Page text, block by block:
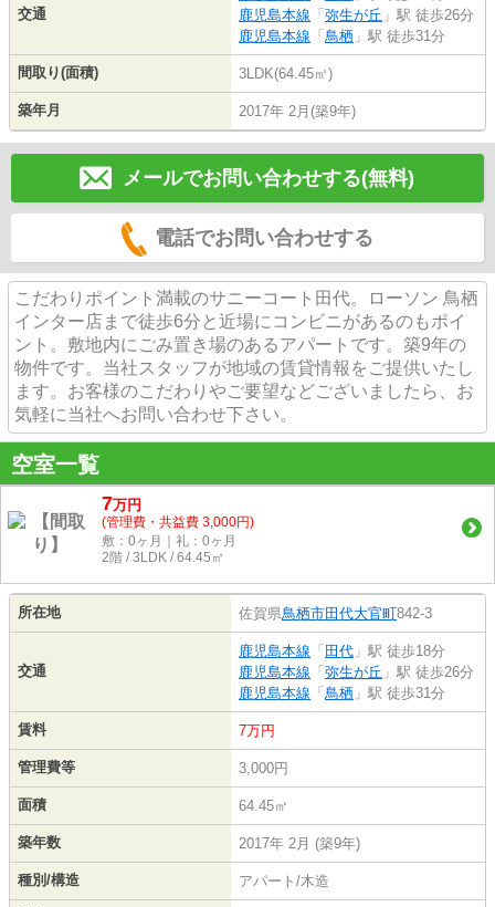
交通
鹿児島本線 「 弥生が丘 」駅 徒歩26分
鹿児島本線 「 鳥栖 」駅 徒歩31分
間取り(面積) 3LDK(64.45㎡)
築年月 2017年 2月(築9年)
メールでお問い合わせする(無料)
電話でお問い合わせする
こだわりポイント満載のサニーコート田代。ローソン 鳥栖
インター店まで徒歩6分と近場にコンビニがあるのもポイ
ント。敷地内にごみ置き場のあるアパートです。築9年の
物件です。当社スタッフが地域の賃貸情報をご提供いたし
ます。お客様のこだわりやご要望などございましたら、お
気軽に当社へお問い合わせ下さい。
空室一覧
7万円
(管理費・共益費 3,000円)
敷：0ヶ月｜礼：0ヶ月
2階 / 3LDK / 64.45㎡
所在地 佐賀県鳥栖市田代大官町842-3
交通
鹿児島本線 「 田代 」駅 徒歩18分
鹿児島本線 「 弥生が丘 」駅 徒歩26分
鹿児島本線 「 鳥栖 」駅 徒歩31分
賃料 7万円
管理費等 3,000円
面積 64.45㎡
築年数 2017年 2月 (築9年)
種別/構造 アパート/木造